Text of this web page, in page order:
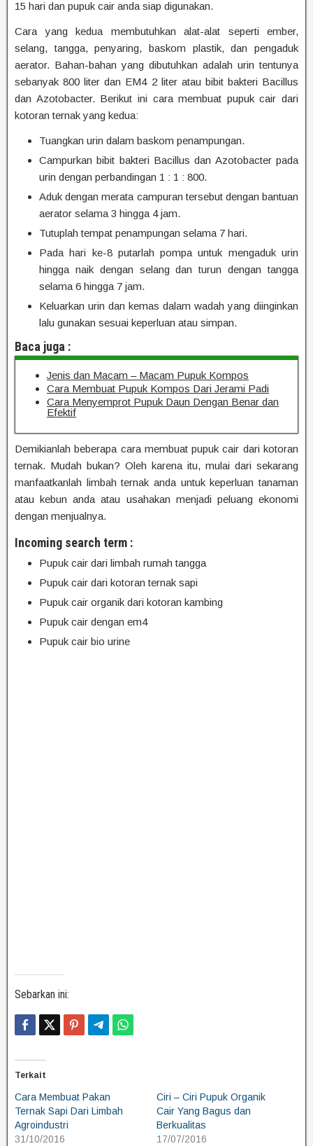
15 hari dan pupuk cair anda siap digunakan.
Cara yang kedua membutuhkan alat-alat seperti ember,
selang, tangga, penyaring, baskom plastik, dan pengaduk
aerator. Bahan-bahan yang dibutuhkan adalah urin tentunya
sebanyak 800 liter dan EM4 2 liter atau bibit bakteri Bacillus
dan Azotobacter. Berikut ini cara membuat pupuk cair dari
kotoran ternak yang kedua:
Tuangkan urin dalam baskom penampungan.
Campurkan bibit bakteri Bacillus dan Azotobacter pada
urin dengan perbandingan 1 : 1 : 800.
Aduk dengan merata campuran tersebut dengan bantuan
aerator selama 3 hingga 4 jam.
Tutuplah tempat penampungan selama 7 hari.
Pada hari ke-8 putarlah pompa untuk mengaduk urin
hingga naik dengan selang dan turun dengan tangga
selama 6 hingga 7 jam.
Keluarkan urin dan kemas dalam wadah yang diinginkan
lalu gunakan sesuai keperluan atau simpan.
Baca juga :
Jenis dan Macam – Macam Pupuk Kompos
Cara Membuat Pupuk Kompos Dari Jerami Padi
Cara Menyemprot Pupuk Daun Dengan Benar dan
Efektif
Demikianlah beberapa cara membuat pupuk cair dari kotoran
ternak. Mudah bukan? Oleh karena itu, mulai dari sekarang
manfaatkanlah limbah ternak anda untuk keperluan tanaman
atau kebun anda atau usahakan menjadi peluang ekonomi
dengan menjualnya.
Incoming search term :
Pupuk cair dari limbah rumah tangga
Pupuk cair dari kotoran ternak sapi
Pupuk cair organik dari kotoran kambing
Pupuk cair dengan em4
Pupuk cair bio urine
Sebarkan ini:
Terkait
Cara Membuat Pakan
Ternak Sapi Dari Limbah
Agroindustri
31/10/2016
Ciri – Ciri Pupuk Organik
Cair Yang Bagus dan
Berkualitas
17/07/2016